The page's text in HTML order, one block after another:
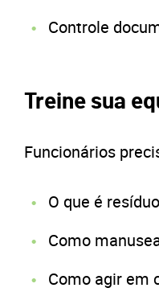
Controle
Treine sua
Funcionários
O que é
Como
Como agir em